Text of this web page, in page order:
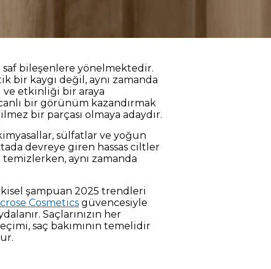
bileşenlere yönelmektedir.
bir kaygı değil, aynı zamanda
ve etkinliği bir araya
bir görünüm kazandırmak
bir parçası olmaya adaydır.
sülfatlar ve yoğun
devreye giren hassas ciltler
aynı zamanda
şampuan 2025 trendleri
Cosmetics güvencesiyle
Saçlarınızın her
saç bakımının temelidir